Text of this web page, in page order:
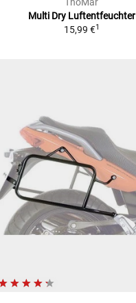
Multi Dry Luftentfeuchter
15,99 €1